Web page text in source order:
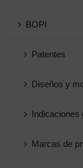
BOPI
Patentes
Diseños y
Indicaciones
Marcas de